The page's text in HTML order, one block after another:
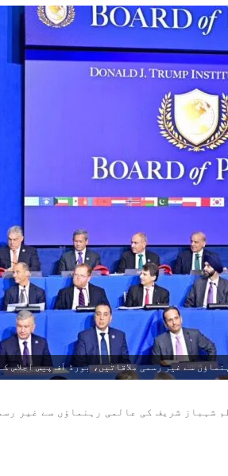
سے غیر رسمی ملاقاتیں، بورڈ آف پیس اجلاس
شہباز شریف کی عالمی رہنماؤں سے غیر